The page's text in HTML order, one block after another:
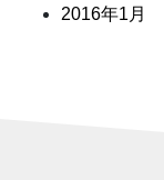
2016年1月